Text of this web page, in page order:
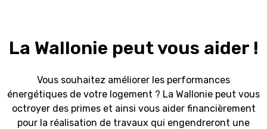
La Wallonie peut vous aider !
Vous souhaitez améliorer les performances
énergétiques de votre logement ? La Wallonie peut vous
octroyer des primes et ainsi vous aider financièrement
pour la réalisation de travaux qui engendreront une